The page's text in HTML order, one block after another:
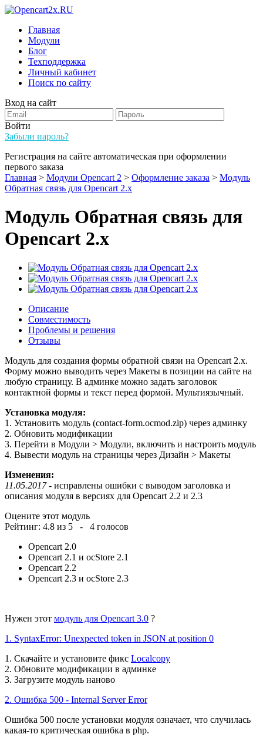
Главная
Модули
Блог
Техподдержка
Личный кабинет
Поиск по сайту
Вход на сайт
Войти
Забыли пароль?
Регистрация на сайте автоматическая при оформлении
первого заказа
Главная > Модули Opencart 2 > Оформление заказа > Модуль
Обратная связь для Opencart 2.x
Модуль Обратная связь для
Opencart 2.x
Описание
Совместимость
Проблемы и решения
Отзывы
Модуль для создания формы обратной связи на Opencart 2.x.
Форму можно выводить через Макеты в позиции на сайте на
любую страницу. В админке можно задать заголовок
контактной формы и текст перед формой. Мультиязычный.
Установка модуля:
1. Установить модуль (contact-form.ocmod.zip) через админку
2. Обновить модификации
3. Перейти в Модули > Модули, включить и настроить модуль
4. Вывести модуль на страницы через Дизайн > Макеты
Изменения:
11.05.2017- исправлены ошибки с выводом заголовка и
описания модуля в версиях для Opencart 2.2 и 2.3
Оцените этот модуль
Рейтинг: 4.8 из 5 - 4 голосов
Opencart 2.0
Opencart 2.1 и ocStore 2.1
Opencart 2.2
Opencart 2.3 и ocStore 2.3
Нужен этот модуль для Opencart 3.0 ?
1. SyntaxError: Unexpected token in JSON at position 0
1. Скачайте и установите фикс Localcopy
2. Обновите модификации в админке
3. Загрузите модуль наново
2. Ошибка 500 - Internal Server Error
Ошибка 500 после установки модуля означает, что случилась
какая-то критическая ошибка в php.